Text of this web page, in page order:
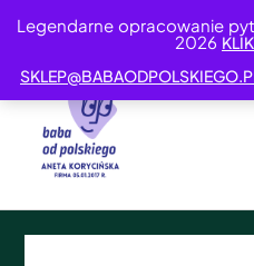
Legendarne opracowanie
2026